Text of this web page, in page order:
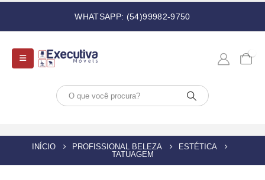
WHATSAPP: (54)99982-9750
INÍCIO PROFISSIONAL BELEZA
ESTÉTICA
TATUAGEM